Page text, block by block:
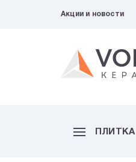
Акции и новости
ПЛИТКА